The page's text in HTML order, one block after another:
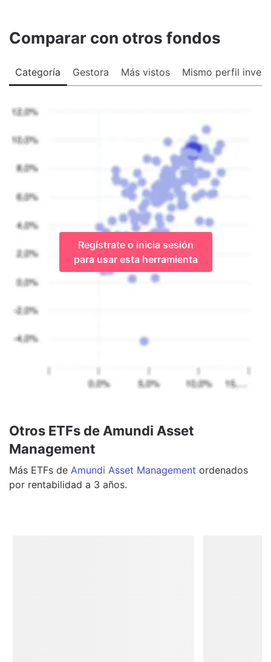
Comparar con otros fondos
Categoría Gestora Más vistos Mismo perfil
Regístrate o inicia sesión
para usar esta herramienta
Otros ETFs de Amundi Asset
Management
Más ETFs de Amundi Asset Management ordenados
por rentabilidad a 3 años.